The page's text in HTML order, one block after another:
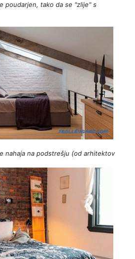
poudarjen, tako da se "zlije" s
nahaja na podstrešju (od arhitektov